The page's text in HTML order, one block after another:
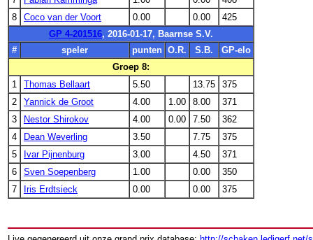
8
Coco van der Voort 0.00 0.00
425
GP 4-201516, 2016-01-17, Baarnse S.V.
#
speler punten O.R. S.B.
GP-elo
Groep 8:
1
Thomas Bellaart 5.50 13.75
375
2
Yannick de Groot 4.00 1.00 8.00
371
3
Nestor Shirokov 4.00 0.00 7.50
362
4
Dean Weverling 3.50 7.75
375
5
Ivar Pijnenburg 3.00 4.50
371
6
Sven Soepenberg 1.00 0.00
350
7
Iris Erdtsieck 0.00 0.00 375